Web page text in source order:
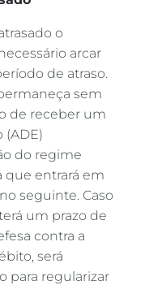
o
arcar
de atraso.
sem
de receber um
(ADE)
do regime
que entrará em
seguinte. Caso
um prazo de
contra a
será
para regularizar